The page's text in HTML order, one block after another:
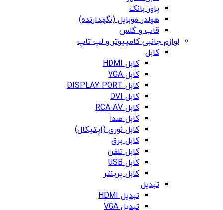
پاور بانک
هولدر موبایل (نگهدارنده)
قاب و گلس
لوازم جانبی کامپیوتر و لپ تاپ
کابل
کابل HDMI
کابل VGA
کابل DISPLAY PORT
کابل DVI
کابل RCA-AV
کابل صدا
کابل نوری (اپتیکال)
کابل برق
کابل تلفن
کابل USB
کابل پرینتر
تبدیل
تبدیل HDMI
تبدیل VGA